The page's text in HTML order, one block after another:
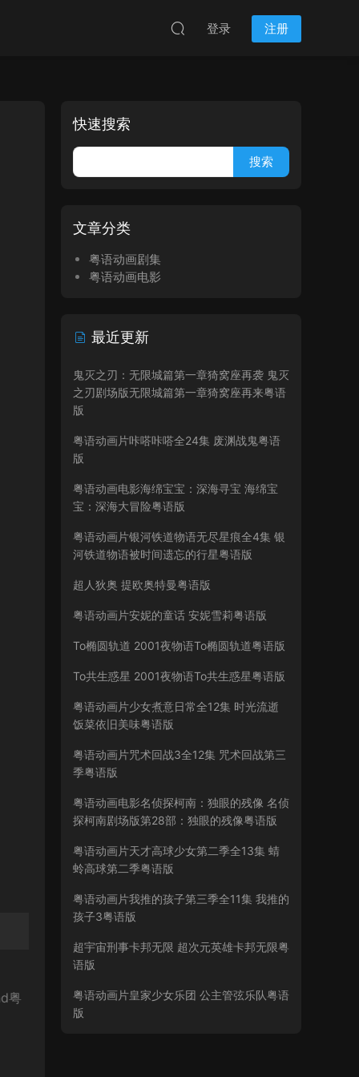
登录 注册
粤
快速搜索
文章分类
粤语动画剧集
粤语动画电影
最近更新
鬼灭之刃：无限城篇第一章猗窝座再袭 鬼灭
之刃剧场版无限城篇第一章猗窝座再来粤语
版
粤语动画片咔嗒咔嗒全24集 废渊战鬼粤语
版
粤语动画电影海绵宝宝：深海寻宝 海绵宝
宝：深海大冒险粤语版
粤语动画片银河铁道物语无尽星痕全4集 银
河铁道物语被时间遗忘的行星粤语版
超人狄奥 提欧奥特曼粤语版
粤语动画片安妮的童话 安妮雪莉粤语版
To椭圆轨道 2001夜物语To椭圆轨道粤语版
To共生惑星 2001夜物语To共生惑星粤语版
粤语动画片少女煮意日常全12集 时光流逝
饭菜依旧美味粤语版
粤语动画片咒术回战3全12集 咒术回战第三
季粤语版
粤语动画电影名侦探柯南：独眼的残像 名侦
探柯南剧场版第28部：独眼的残像粤语版
粤语动画片天才高球少女第二季全13集 蜻
蛉高球第二季粤语版
粤语动画片我推的孩子第三季全11集 我推的
孩子3粤语版
超宇宙刑事卡邦无限 超次元英雄卡邦无限粤
语版
粤语动画片皇家少女乐团 公主管弦乐队粤语
版